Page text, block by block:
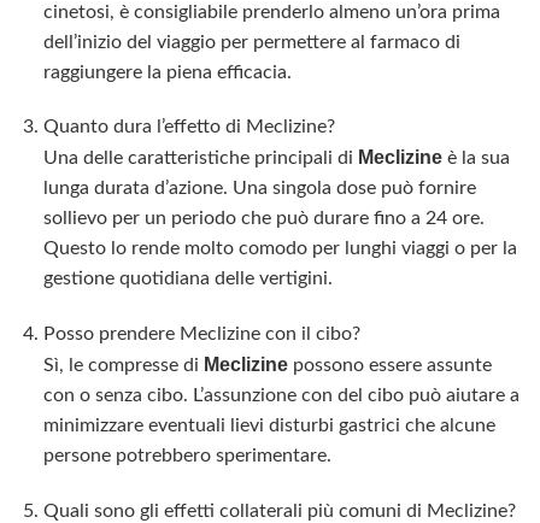
cinetosi, è consigliabile prenderlo almeno un’ora prima
dell’inizio del viaggio per permettere al farmaco di
raggiungere la piena efficacia.
Quanto dura l’effetto di Meclizine?
Una delle caratteristiche principali di Meclizineè la sua
lunga durata d’azione. Una singola dose può fornire
sollievo per un periodo che può durare fino a 24 ore.
Questo lo rende molto comodo per lunghi viaggi o per la
gestione quotidiana delle vertigini.
Posso prendere Meclizine con il cibo?
Sì, le compresse di Meclizinepossono essere assunte
con o senza cibo. L’assunzione con del cibo può aiutare a
minimizzare eventuali lievi disturbi gastrici che alcune
persone potrebbero sperimentare.
Quali sono gli effetti collaterali più comuni di Meclizine?